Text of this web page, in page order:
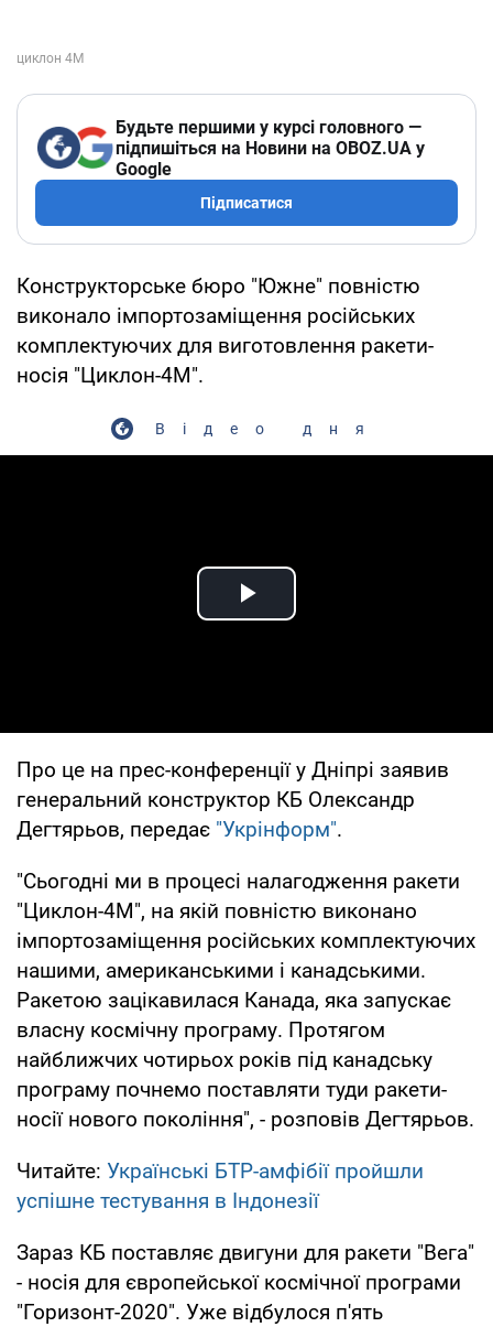
Будьте першими у курсі головного —
підпишіться на Новини на OBOZ.UA у
Google
Підписатися
Конструкторське бюро "Южне" повністю
виконало імпортозаміщення російських
комплектуючих для виготовлення ракети-
носія "Циклон-4М".
Відео дня
Play Video
Про це на прес-конференції у Дніпрі заявив
генеральний конструктор КБ Олександр
Дегтярьов, передає "Укрінформ".
"Сьогодні ми в процесі налагодження ракети
"Циклон-4М", на якій повністю виконано
імпортозаміщення російських комплектуючих
нашими, американськими і канадськими.
Ракетою зацікавилася Канада, яка запускає
власну космічну програму. Протягом
найближчих чотирьох років під канадську
програму почнемо поставляти туди ракети-
носії нового покоління", - розповів Дегтярьов.
Читайте: Українські БТР-амфібії пройшли
успішне тестування в Індонезії
Зараз КБ поставляє двигуни для ракети "Вега"
- носія для європейської космічної програми
"Горизонт-2020". Уже відбулося п'ять